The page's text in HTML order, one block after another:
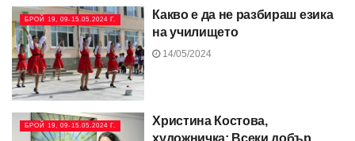
БРОЙ 19, 09-15.05.2024 Г.
Какво е да не разбираш езика
на училището
14/05/2024
БРОЙ 19, 09-15.05.2024 Г.
Христина Костова,